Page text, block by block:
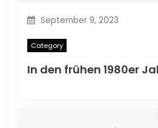
September 9, 2023
Category